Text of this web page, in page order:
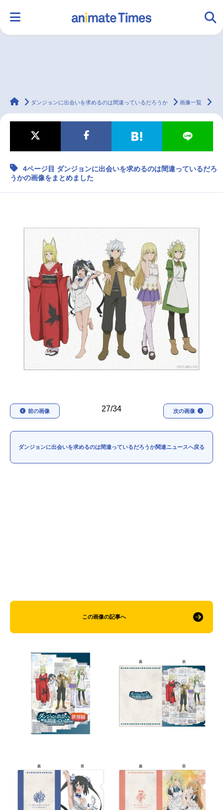
ラジオ みんなの声 グッズ 映画
マンガ・ラノベ ゲーム・アプリ 音楽 コスプレ
2.5次元 配信・Vtuber
アニメ映画一覧 実写化映画一覧
今期アニメ曜日別一覧
春アニメ 夏アニメ
秋アニメ 冬アニメ
男性声優/女性声優一覧
FOLLOW US
animateTimes
ダンジョンに出会いを求めるのは間違っているだろうか 画像一覧
4ページ目 ダンジョンに出会いを求めるのは間違っているだろ
うかの画像をまとめました
27/34
前の画像 次の画像
ダンジョンに出会いを求めるのは間違っているだろうか関連ニュースへ戻る
この画像の記事へ